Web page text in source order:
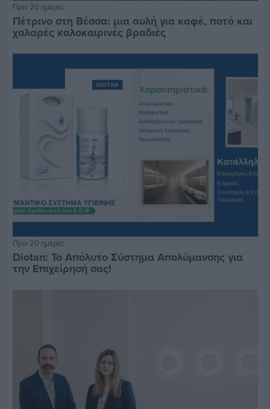
Πριν 20 ημέρες
Πέτρινο στη Βέσσα: μια αυλή για καφέ, ποτό και
χαλαρές καλοκαιρινές βραδιές
Πριν 20 ημέρες
Diotan: Το Απόλυτο Σύστημα Απολύμανσης για
την Επιχείρησή σας!